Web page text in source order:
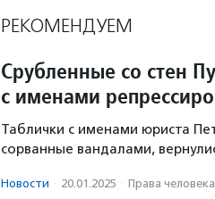
РЕКОМЕНДУЕМ
Срубленные со стен
с именами
Таблички с именами юриста
сорванные вандалами,
Новости · 20.01.2025 · Права человека